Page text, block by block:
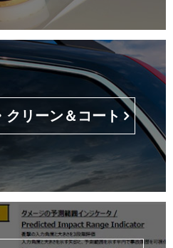
クリーン＆コート